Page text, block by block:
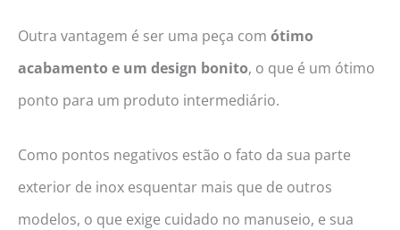
Outra vantagem é ser uma peça com ótimo
acabamento e um design bonito, o que é um ótimo
ponto para um produto intermediário.
Como pontos negativos estão o fato da sua parte
exterior de inox esquentar mais que de outros
modelos, o que exige cuidado no manuseio, e sua